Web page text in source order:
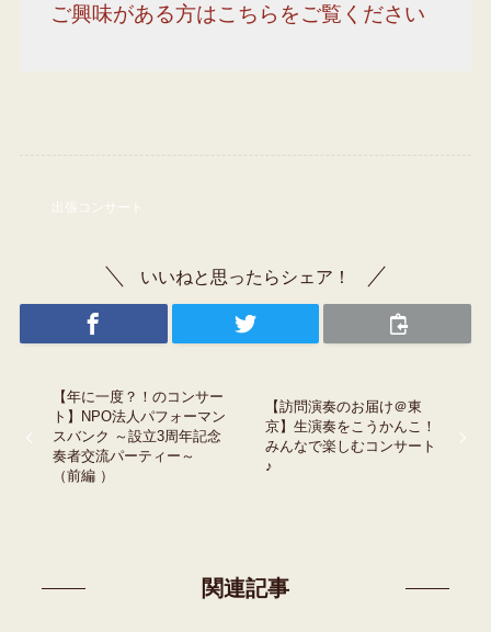
ご興味がある方はこちらをご覧ください
出張コンサート
いいねと思ったらシェア！
【年に一度？！のコンサー
ト】NPO法人パフォーマン
スバンク ～設立3周年記念
奏者交流パーティー～
（前編 ）
【訪問演奏のお届け＠東
京】生演奏をこうかんこ！
みんなで楽しむコンサート
♪
関連記事